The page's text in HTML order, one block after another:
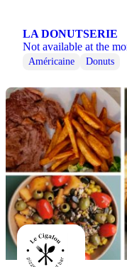
LA DONUTSERIE
Not available at the
Américaine Donuts